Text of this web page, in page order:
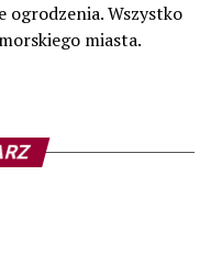
ogrodzenia. Wszystko
miasta.